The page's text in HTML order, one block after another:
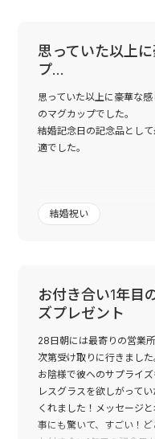
す。
思っていた以上
プ…
思っていた以上に豪華な感
のマグカップでした。
結婚記念日の記念品として
適でした。
結婚祝い
お付き合い1年目
ズプレゼント
28日朝には最寄りの営業
次第受け取りに行きました
お陰様で彼へのサプライ
レスグラスを欲しがって
くれました！メッセージ
事にも驚いて、すごい！